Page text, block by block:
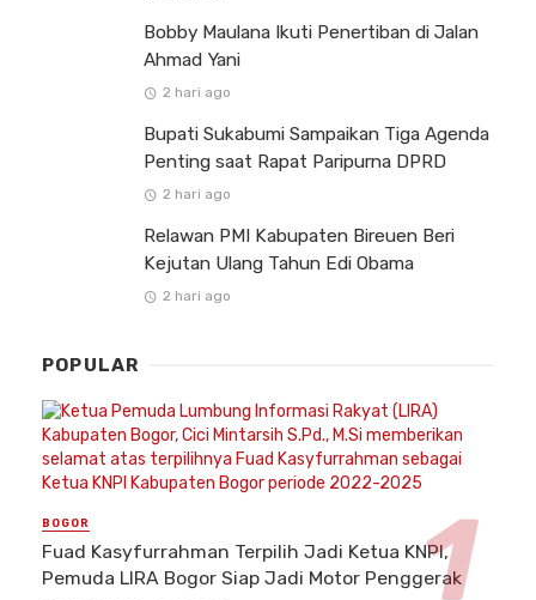
Bobby Maulana Ikuti Penertiban di Jalan
Ahmad Yani
2 hari ago
Bupati Sukabumi Sampaikan Tiga Agenda
Penting saat Rapat Paripurna DPRD
2 hari ago
Relawan PMI Kabupaten Bireuen Beri
Kejutan Ulang Tahun Edi Obama
2 hari ago
POPULAR
BOGOR
Fuad Kasyfurrahman Terpilih Jadi Ketua KNPI,
Pemuda LIRA Bogor Siap Jadi Motor Penggerak